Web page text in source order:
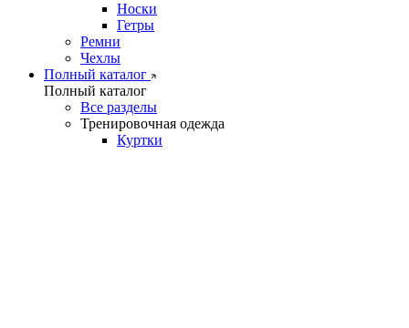
Носки
Гетры
Ремни
Чехлы
Полный каталог
Полный каталог
Все разделы
Тренировочная одежда
Куртки